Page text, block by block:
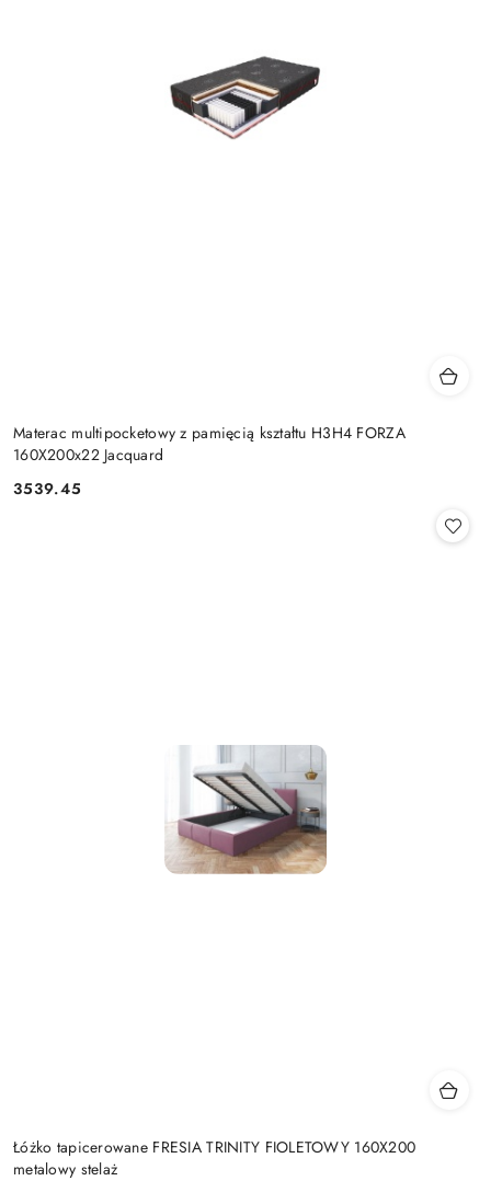
Materac multipocketowy z pamięcią kształtu H3H4 FORZA
160X200x22 Jacquard
Cena:
3539.45
Łóżko tapicerowane FRESIA TRINITY FIOLETOWY 160X200
metalowy stelaż